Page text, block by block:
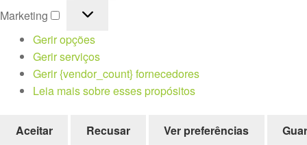
Marketing
Marketing
Gerir opções
Gerir serviços
Gerir {vendor_count} fornecedores
Leia mais sobre esses propósitos
Aceitar Recusar Ver preferências